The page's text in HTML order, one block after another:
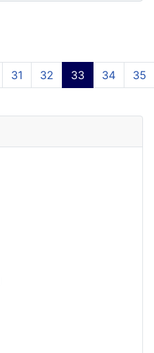
31 32 33 34 35